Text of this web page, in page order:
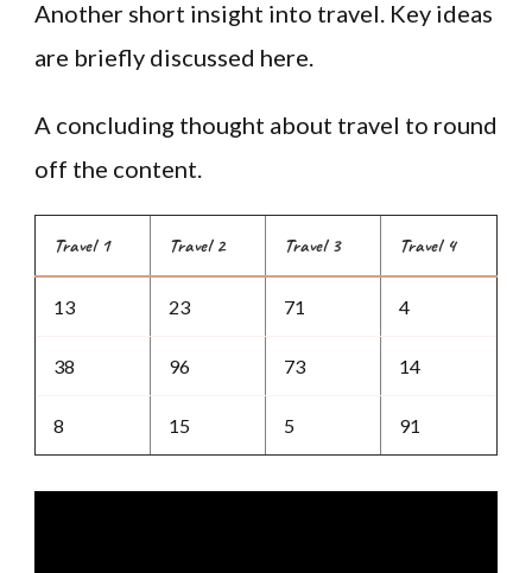
Another short insight into travel. Key ideas
are briefly discussed here.
A concluding thought about travel to round
off the content.
Travel 1 Travel 2 Travel 3 Travel 4
13 23 71 4
38 96 73 14
8 15 5 91